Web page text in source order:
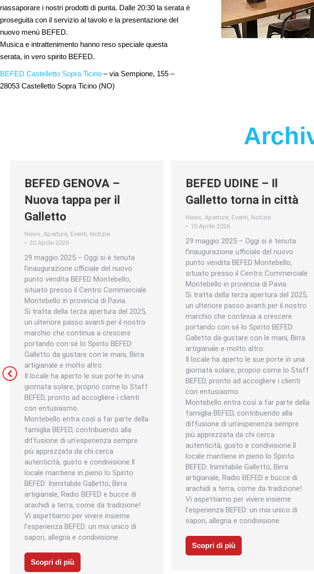
riassaporare i nostri prodotti di punta. Dalle 20:30 la serata è
proseguita con il servizio al tavolo e la presentazione del
nuovo menù BEFED.
Musica e intrattenimento hanno reso speciale questa
serata, in vero spirito BEFED.
BEFED Castelletto Sopra Ticino – via Sempione, 155 –
28053 Castelletto Sopra Ticino (NO)
BEFED GENOVA –
Nuova tappa per il
Galletto
News,Aperture, Eventi, Notizie
20 Aprile 2026
29 maggio 2025 – Oggi si è tenuta
l’inaugurazione ufficiale del nuovo
punto vendita BEFED Montebello,
situato presso il Centro Commerciale
Montebello in provincia di Pavia.
Si tratta della terza apertura del 2025,
un ulteriore passo avanti per il nostro
marchio che continua a crescere
portando con sé lo Spirito BEFED:
Galletto da gustare con le mani, Birra
artigianale e molto altro.
Il locale ha aperto le sue porte in una
giornata solare, proprio come lo Staff
BEFED, pronto ad accogliere i clienti
con entusiasmo.
Montebello entra così a far parte della
famiglia BEFED, contribuendo alla
diffusione di un’esperienza sempre
più apprezzata da chi cerca
autenticità, gusto e condivisione.Il
locale mantiene in pieno lo Spirito
BEFED: Inimitabile Galletto, Birra
artigianale, Radio BEFED e bucce di
arachidi a terra, come da tradizione!
Vi aspettiamo per vivere insieme
l’esperienza BEFED: un mix unico di
sapori, allegria e condivisione.
Scopri di più
BEFED UDINE – Il
Galletto torna in città
News, Aperture, Eventi, Notizie
10 Aprile 2026
29 maggio 2025 – Oggi si è tenuta
l’inaugurazione ufficiale del nuovo
punto vendita BEFED Montebello,
situato presso il Centro Commerciale
Montebello in provincia di Pavia.
Si tratta della terza apertura del 2025,
un ulteriore passo avanti per il nostro
marchio che continua a crescere
portando con sé lo Spirito BEFED:
Galletto da gustare con le mani, Birra
artigianale e molto altro.
Il locale ha aperto le sue porte in una
giornata solare, proprio come lo Staff
BEFED, pronto ad accogliere i clienti
con entusiasmo.
Montebello entra così a far parte della
famiglia BEFED, contribuendo alla
diffusione di un’esperienza sempre
più apprezzata da chi cerca
autenticità, gusto e condivisione.Il
locale mantiene in pieno lo Spirito
BEFED: Inimitabile Galletto, Birra
artigianale, Radio BEFED e bucce di
arachidi a terra, come da tradizione!
Vi aspettiamo per vivere insieme
l’esperienza BEFED: un mix unico di
sapori, allegria e condivisione.
Scopri di più